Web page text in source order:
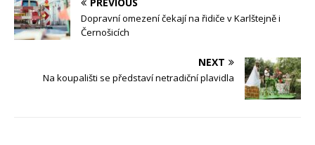
Dopravní omezení čekají na řidiče v Karlštejně i
Černošicích
NEXT
Na koupališti se představí netradiční plavidla